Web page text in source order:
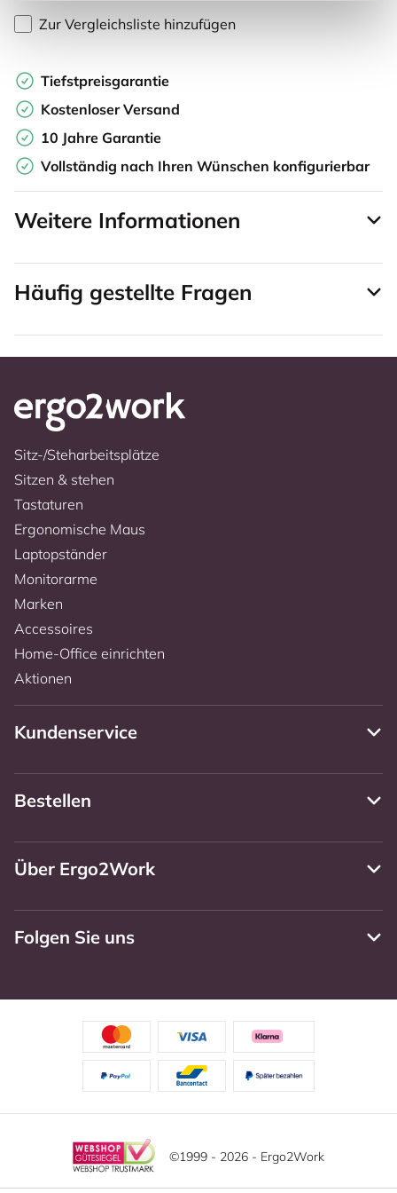
Zur Vergleichsliste hinzufügen
Tiefstpreisgarantie
Kostenloser Versand
10 Jahre Garantie
Vollständig nach Ihren Wünschen konfigurierbar
Weitere Informationen
Häufig gestellte Fragen
Sitz-/Steharbeitsplätze
Sitzen & stehen
Tastaturen
Ergonomische Maus
Laptopständer
Monitorarme
Marken
Accessoires
Home-Office einrichten
Aktionen
Kundenservice
Bestellen
Über Ergo2Work
Folgen Sie uns
©1999 - 2026 - Ergo2Work